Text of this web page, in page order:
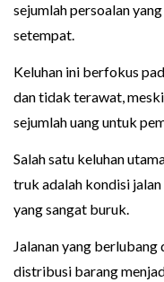
sejumlah persoalan
setempat.
Keluhan ini berfokus
dan tidak terawat,
sejumlah uang untuk
Salah satu keluhan
truk adalah kondisi
yang sangat buruk.
Jalanan yang
distribusi barang